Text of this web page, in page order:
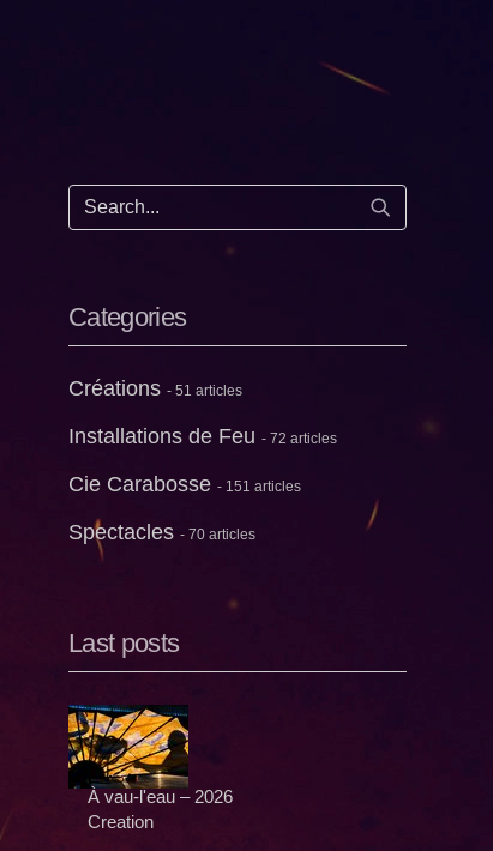
Categories
Créations - 51 articles
Installations de Feu - 72 articles
Cie Carabosse - 151 articles
Spectacles - 70 articles
Last posts
À vau-l'eau – 2026
Creation